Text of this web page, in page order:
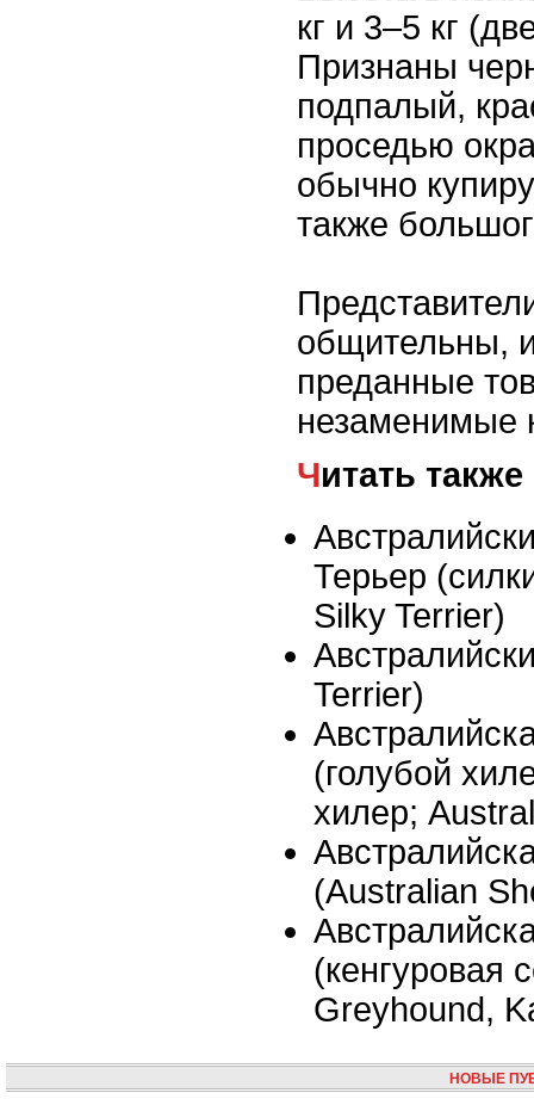
кг и 3–5 кг
Признаны
подпалый,
проседью
обычно
также
общительны,
преданные
незаменимые
Читать также
Терьер
Silky Terrier)
Terrier)
(голубой
хилер;
(Australian
(кенгуровая
Greyhound,
НОВЫЕ